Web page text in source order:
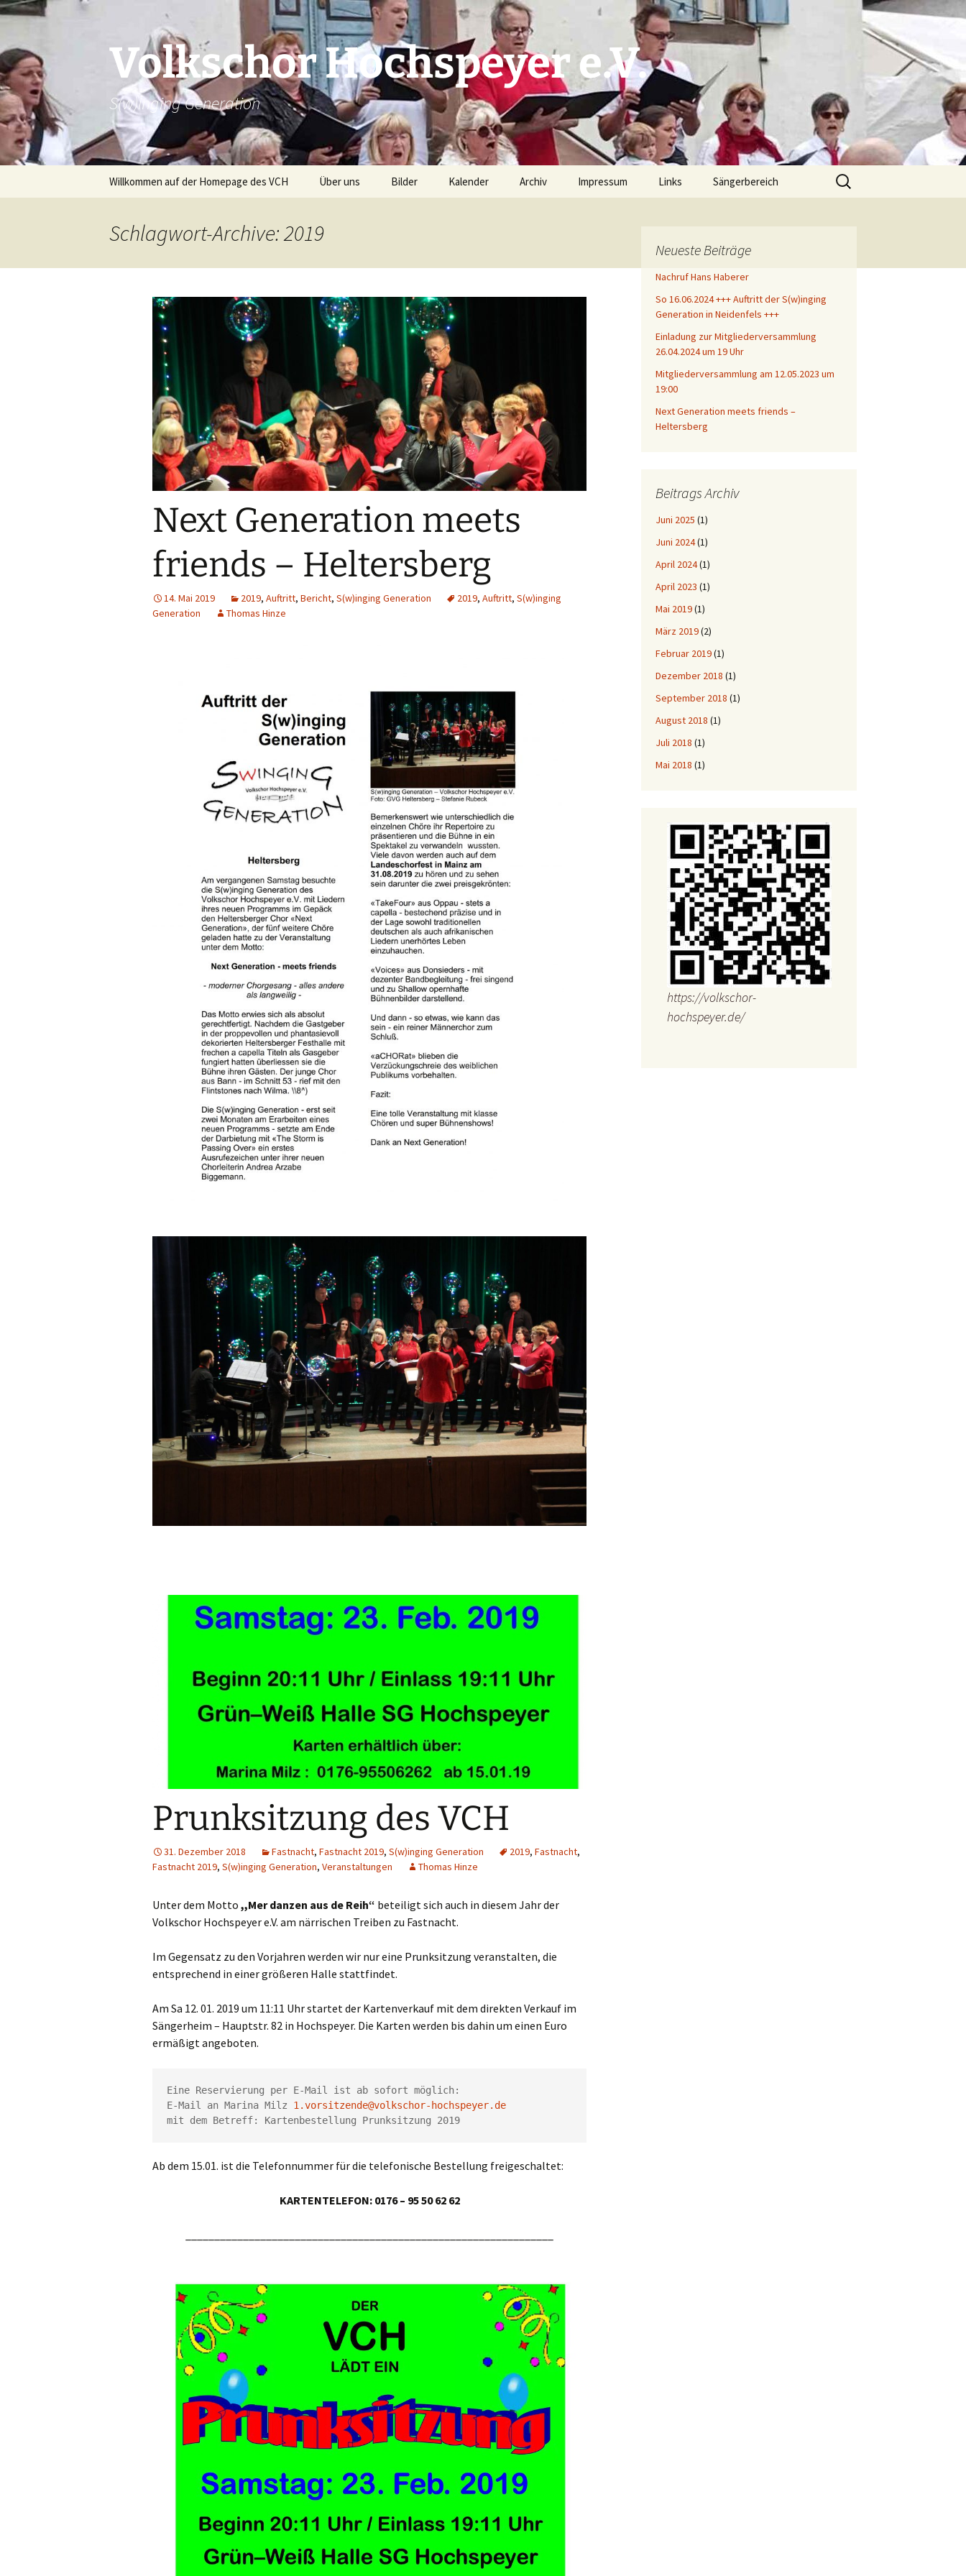
Zum
Volkschor Hochspeyer e.V.
S(w)inging Generation
Willkommen auf der Homepage des VCH Über uns
Proben
Bilder
Kerwebilder 2018
Nacht der jungen Chöre –
Chorioso 2015
Kerwe in Hochspeyer
Auftritt Schifferstadt
Gartenfest beim MGV
Heiligenstein
Bürgerfest 2015
Jubiäumskonzert S(w)G
Kalender Archiv
Archiv 2018
Archiv 2017
Impressum
Datenschutzerklärung
Links Sängerbereich
Suche
nach:
Schlagwort-Archive: 2019
Next Generation meets
friends – Heltersberg
14. Mai 2019 2019, Auftritt, Bericht, S(w)inging Generation 2019, Auftritt, S(w)inging
Generation
Thomas Hinze
Prunksitzung des VCH
31. Dezember 2018 Fastnacht, Fastnacht 2019, S(w)inging Generation 2019, Fastnacht,
Fastnacht 2019, S(w)inging Generation, Veranstaltungen Thomas Hinze
Unter dem Motto ,,Mer danzen aus de Reih“ beteiligt sich auch in diesem Jahr der
Volkschor Hochspeyer e.V. am närrischen Treiben zu Fastnacht.
Im Gegensatz zu den Vorjahren werden wir nur eine Prunksitzung veranstalten, die
entsprechend in einer größeren Halle stattfindet.
Am Sa 12. 01. 2019 um 11:11 Uhr startet der Kartenverkauf mit dem direkten Verkauf im
Sängerheim – Hauptstr. 82 in Hochspeyer. Die Karten werden bis dahin um einen Euro
ermäßigt angeboten.
Eine Reservierung per E-Mail ist ab sofort möglich:
E-Mail an Marina Milz 1.vorsitzende@volkschor-hochspeyer.de
mit dem Betreff: Kartenbestellung Prunksitzung 2019
Ab dem 15.01. ist die Telefonnummer für die telefonische Bestellung freigeschaltet:
KARTENTELEFON: 0176 – 95 50 62 62
Neueste Beiträge
Nachruf Hans Haberer
So 16.06.2024 +++ Auftritt der S(w)inging
Generation in Neidenfels +++
Einladung zur Mitgliederversammlung
26.04.2024 um 19 Uhr
Mitgliederversammlung am 12.05.2023 um
19:00
Next Generation meets friends –
Heltersberg
Beitrags Archiv
Juni 2025 (1)
Juni 2024(1)
April 2024(1)
April 2023 (1)
Mai 2019(1)
März 2019(2)
Februar 2019(1)
Dezember 2018 (1)
September 2018 (1)
August 2018 (1)
Juli 2018 (1)
Mai 2018 (1)
https://volkschor-
hochspeyer.de/